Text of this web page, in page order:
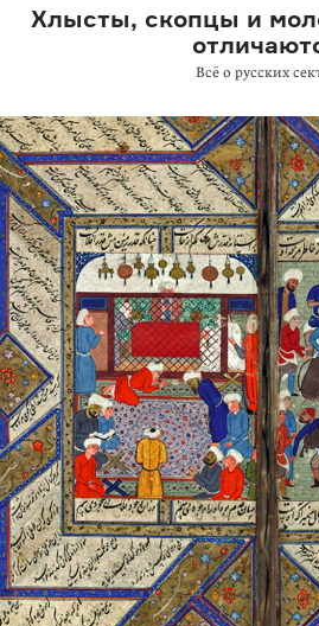
Хлысты, скопцы и
Всё о русских